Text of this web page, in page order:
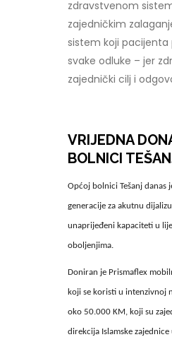
zdravstvenom
zajedničkim
sistem koji
svake odluke – jer
zajednički cilj i
VRIJEDNA
BOLNICI
Općoj bolnici Tešanj danas
generacije za akutnu
unaprijeđeni kapaciteti u
oboljenjima.
Doniran je Prismaflex
koji se koristi u intenzivnoj
oko 50.000 KM, koji su
direkcija Islamske